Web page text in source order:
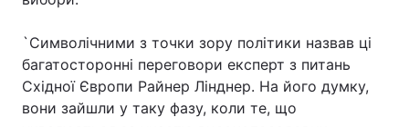
`Символічними з точки зору політики назвав ці
багатосторонні переговори експерт з питань
Східної Європи Райнер Лінднер. На його думку,
вони зайшли у таку фазу, коли те, що